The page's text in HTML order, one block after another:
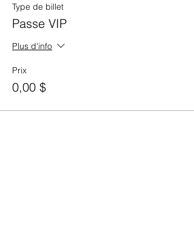
Type de billet
Passe VIP
Plus d'info
Prix
0,00 $